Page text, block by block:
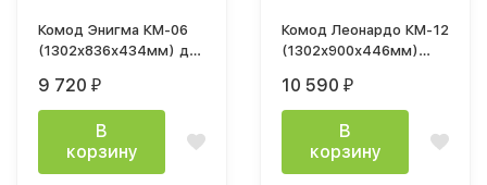
Комод Энигма КМ-06
(1302x836х434мм) дуб
9 720 ₽
В
корзину
Комод Леонардо КМ-12
(1302х900х446мм)
графит / бетон пайн
светлый
10 590 ₽
В
корзину